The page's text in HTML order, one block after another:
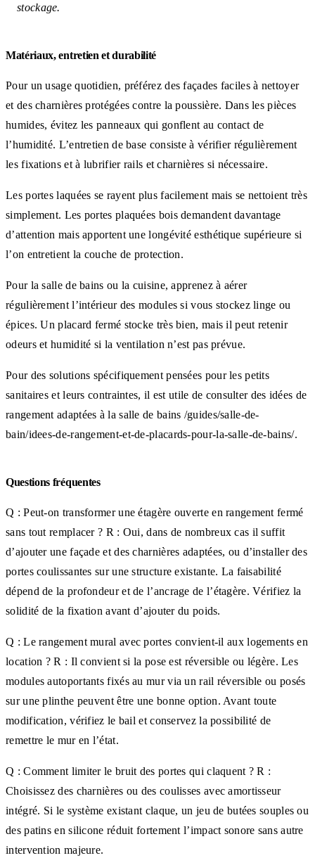
stockage.
Matériaux, entretien et durabilité
Pour un usage quotidien, préférez des façades faciles à nettoyer
et des charnières protégées contre la poussière. Dans les pièces
humides, évitez les panneaux qui gonflent au contact de
l’humidité. L’entretien de base consiste à vérifier régulièrement
les fixations et à lubrifier rails et charnières si nécessaire.
Les portes laquées se rayent plus facilement mais se nettoient très
simplement. Les portes plaquées bois demandent davantage
d’attention mais apportent une longévité esthétique supérieure si
l’on entretient la couche de protection.
Pour la salle de bains ou la cuisine, apprenez à aérer
régulièrement l’intérieur des modules si vous stockez linge ou
épices. Un placard fermé stocke très bien, mais il peut retenir
odeurs et humidité si la ventilation n’est pas prévue.
Pour des solutions spécifiquement pensées pour les petits
sanitaires et leurs contraintes, il est utile de consulter des idées de
rangement adaptées à la salle de bains /guides/salle-de-
bain/idees-de-rangement-et-de-placards-pour-la-salle-de-bains/.
Questions fréquentes
Q : Peut-on transformer une étagère ouverte en rangement fermé
sans tout remplacer ? R : Oui, dans de nombreux cas il suffit
d’ajouter une façade et des charnières adaptées, ou d’installer des
portes coulissantes sur une structure existante. La faisabilité
dépend de la profondeur et de l’ancrage de l’étagère. Vérifiez la
solidité de la fixation avant d’ajouter du poids.
Q : Le rangement mural avec portes convient-il aux logements en
location ? R : Il convient si la pose est réversible ou légère. Les
modules autoportants fixés au mur via un rail réversible ou posés
sur une plinthe peuvent être une bonne option. Avant toute
modification, vérifiez le bail et conservez la possibilité de
remettre le mur en l’état.
Q : Comment limiter le bruit des portes qui claquent ? R :
Choisissez des charnières ou des coulisses avec amortisseur
intégré. Si le système existant claque, un jeu de butées souples ou
des patins en silicone réduit fortement l’impact sonore sans autre
intervention majeure.